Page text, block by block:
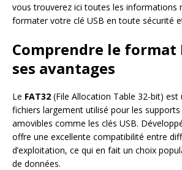
vous trouverez ici toutes les informations
formater votre clé USB en toute sécurité
Comprendre le format
ses avantages
Le FAT32 (File Allocation Table 32-bit) est
fichiers largement utilisé pour les
amovibles comme les clés USB.
offre une excellente compatibilité entre
d’exploitation, ce qui en fait un choix
de données.